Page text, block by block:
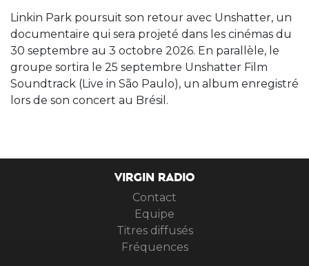
Linkin Park poursuit son retour avec Unshatter, un
documentaire qui sera projeté dans les cinémas du
30 septembre au 3 octobre 2026. En parallèle, le
groupe sortira le 25 septembre Unshatter Film
Soundtrack (Live in São Paulo), un album enregistré
lors de son concert au Brésil.
VIRGIN RADIO
Contact
Equipe
Titres diffusés
Fréquences